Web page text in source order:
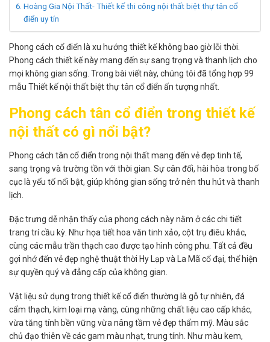
Hoàng Gia Nội Thất- Thiết kế thi công nội thất biệt thự tân cổ
điển uy tín
Phong cách cổ điển là xu hướng thiết kế không bao giờ lỗi thời.
Phong cách thiết kế này mang đến sự sang trọng và thanh lịch cho
mọi không gian sống. Trong bài viết này, chúng tôi đã tổng hợp 99
mẫu Thiết kế nội thất biệt thự tân cổ điển ấn tượng nhất.
Phong cách tân cổ điển trong thiết kế
nội thất có gì nổi bật?
Phong cách tân cổ điển trong nội thất mang đến vẻ đẹp tinh tế,
sang trọng và trường tồn với thời gian. Sự cân đối, hài hòa trong bố
cục là yếu tố nổi bật, giúp không gian sống trở nên thu hút và thanh
lịch.
Đặc trưng dễ nhận thấy của phong cách này nằm ở các chi tiết
trang trí cầu kỳ. Như họa tiết hoa văn tinh xảo, cột trụ điêu khắc,
cùng các mẫu trần thạch cao được tạo hình công phu. Tất cả đều
gợi nhớ đến vẻ đẹp nghệ thuật thời Hy Lạp và La Mã cổ đại, thể hiện
sự quyền quý và đẳng cấp của không gian.
Vật liệu sử dụng trong thiết kế cổ điển thường là gỗ tự nhiên, đá
cẩm thạch, kim loại mạ vàng, cùng những chất liệu cao cấp khác,
vừa tăng tính bền vững vừa nâng tầm vẻ đẹp thẩm mỹ. Màu sắc
chủ đạo thiên về các gam màu nhạt, trung tính. Như màu kem,